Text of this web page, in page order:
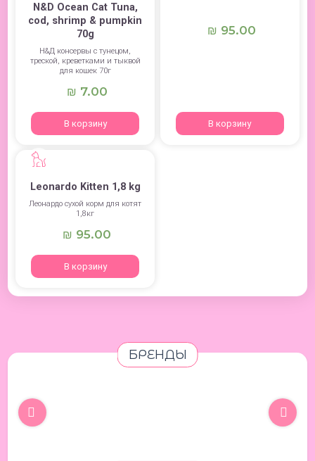
N&D Ocean Cat Tuna,
cod, shrimp & pumpkin
70g
Н&Д консервы с тунецом,
треской, креветками и тыквой
для кошек 70г
₪ 7.00
В корзину
₪ 95.00
В корзину
Leonardo Kitten 1,8 kg
Леонардо сухой корм для котят
1,8кг
₪ 95.00
В корзину
БРЕНДЫ